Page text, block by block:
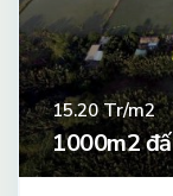
15.20Tr/m2
1000m2